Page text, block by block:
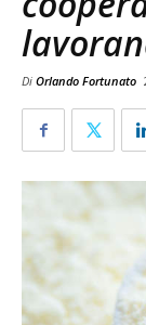
Di Orlando Fortunato